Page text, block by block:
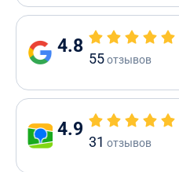
4.8
55отзывов
4.9
31 отзывов